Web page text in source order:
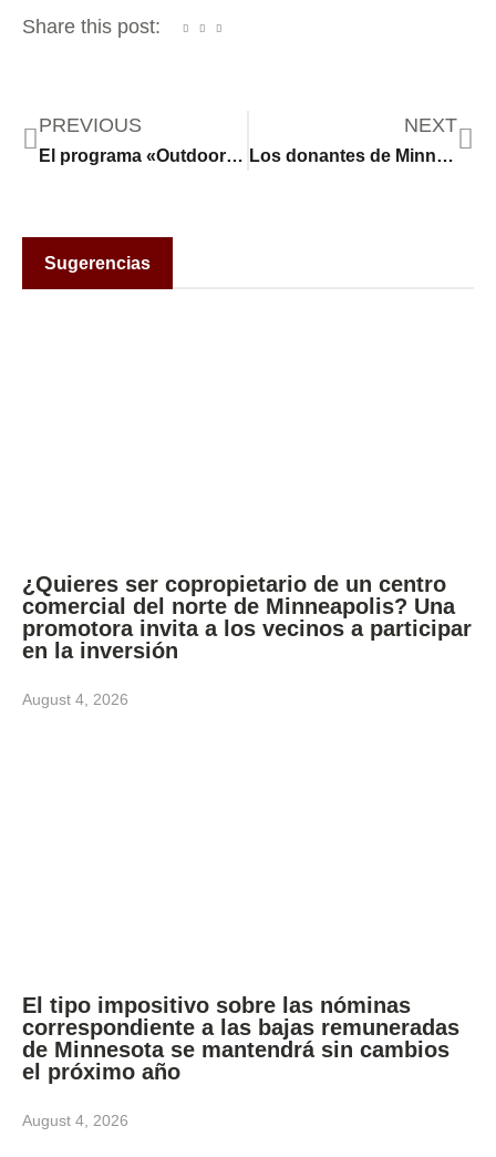
Share this post:
PREVIOUS
El programa «Outdoor School» saca a los niños de las aulas y los lleva a la naturaleza para aprender y sanar
NEXT
Los donantes de Minneapolis contribuyeron mientras el ICE intensificaba sus operaciones
Sugerencias
¿Quieres ser copropietario de un centro
comercial del norte de Minneapolis? Una
promotora invita a los vecinos a participar
en la inversión
August 4, 2026
El tipo impositivo sobre las nóminas
correspondiente a las bajas remuneradas
de Minnesota se mantendrá sin cambios
el próximo año
August 4, 2026